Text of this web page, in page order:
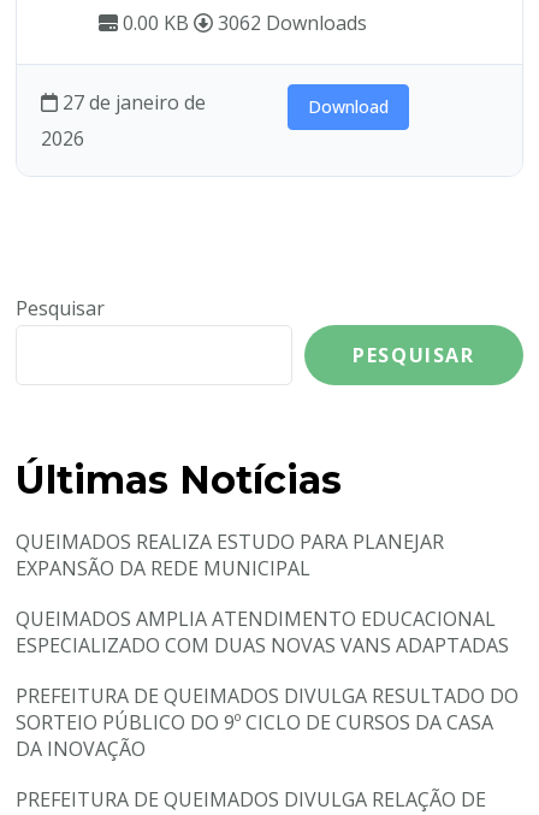
0.00 KB 3062 Downloads
27 de janeiro de
2026
Download
Pesquisar
PESQUISAR
Últimas Notícias
QUEIMADOS REALIZA ESTUDO PARA PLANEJAR
EXPANSÃO DA REDE MUNICIPAL
QUEIMADOS AMPLIA ATENDIMENTO EDUCACIONAL
ESPECIALIZADO COM DUAS NOVAS VANS ADAPTADAS
PREFEITURA DE QUEIMADOS DIVULGA RESULTADO DO
SORTEIO PÚBLICO DO 9º CICLO DE CURSOS DA CASA
DA INOVAÇÃO
PREFEITURA DE QUEIMADOS DIVULGA RELAÇÃO DE